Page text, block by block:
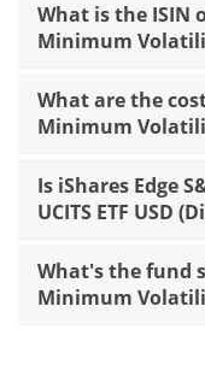
What is the ISIN
Minimum
What are the
Minimum
Is iShares Edge
UCITS ETF USD
What's the fund
Minimum